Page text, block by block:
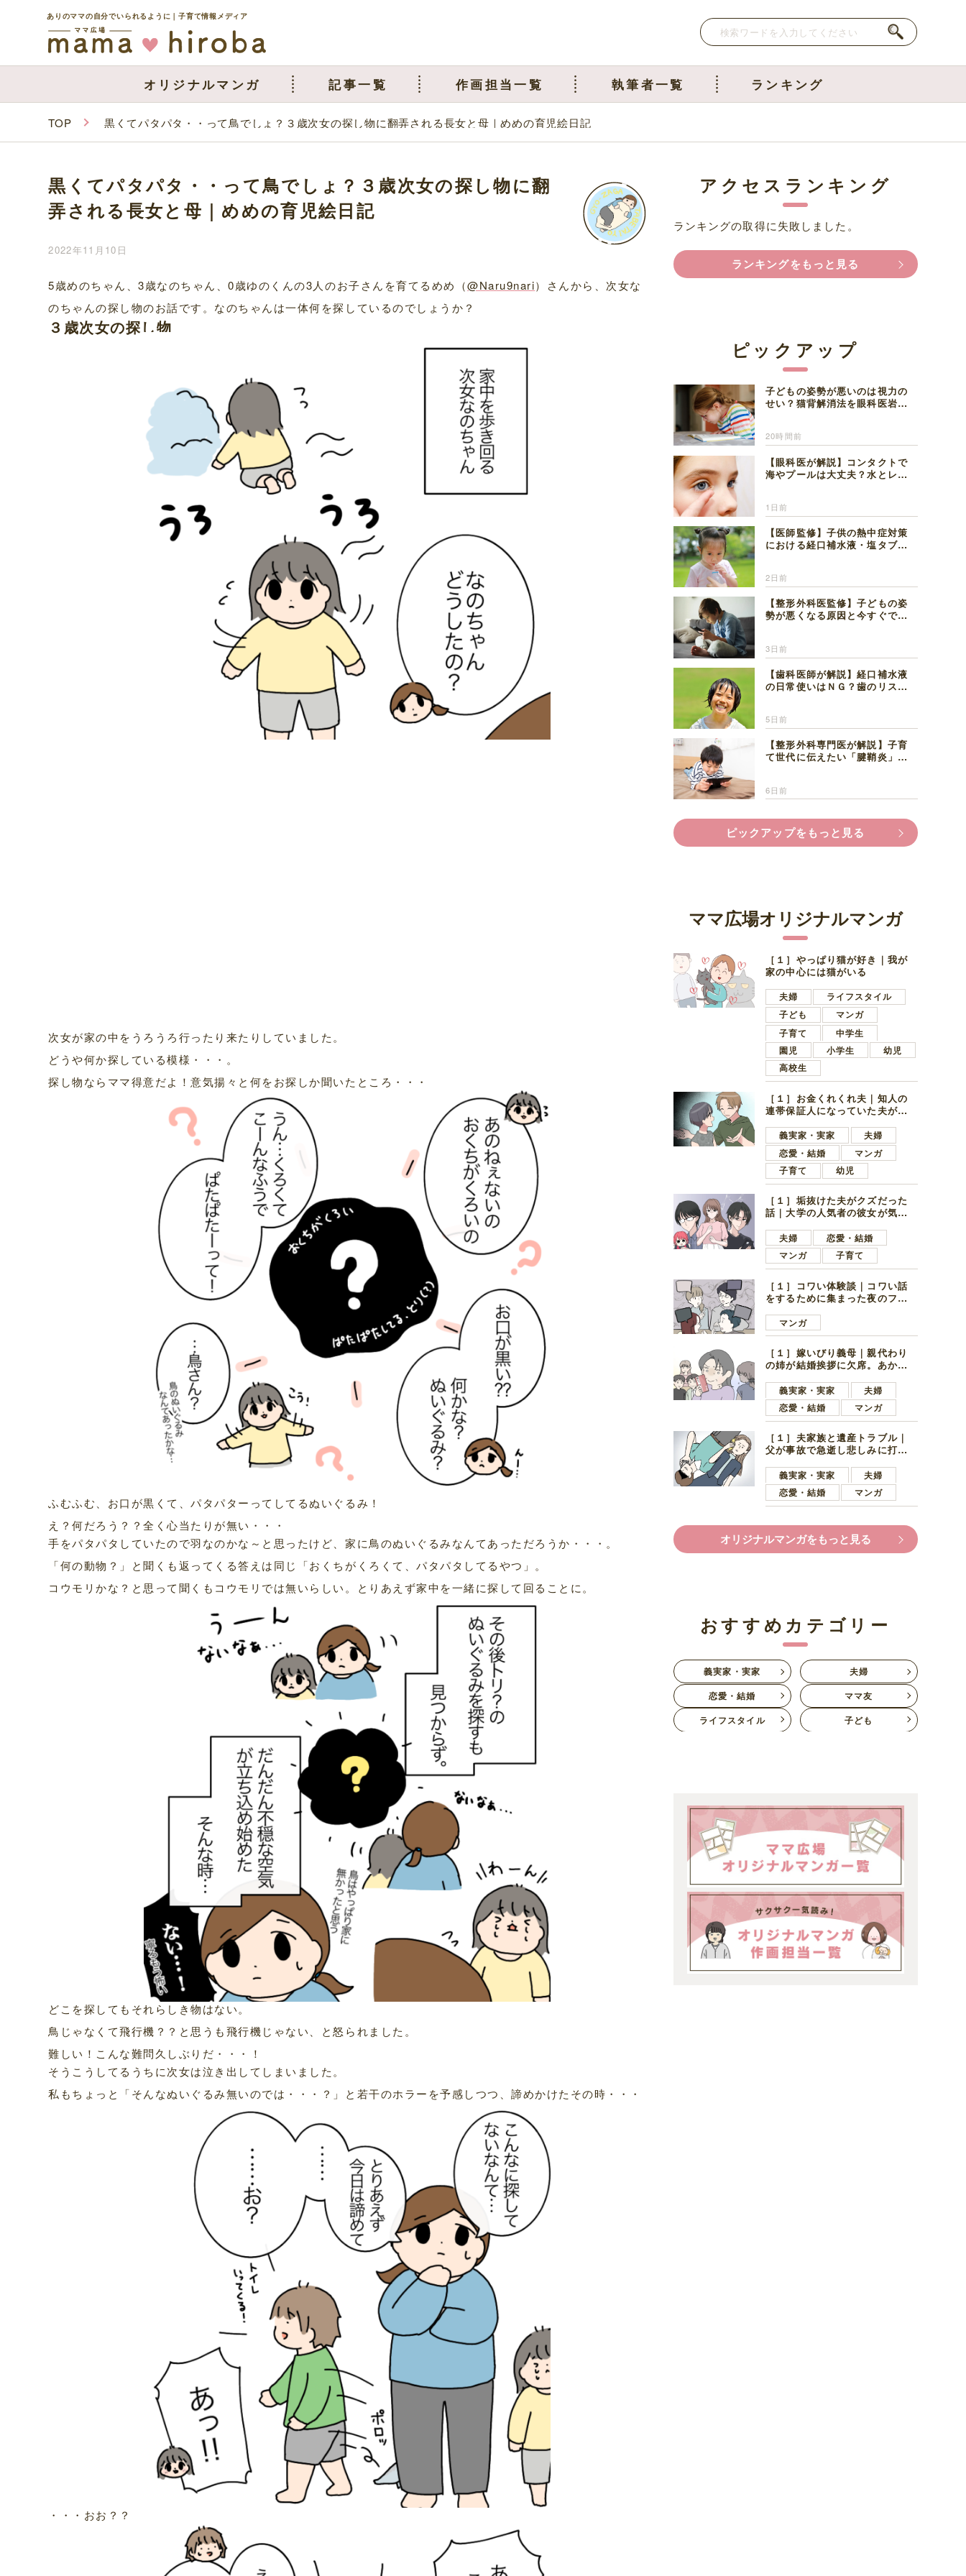
ありのママの自分でいられるように｜子育て情報メディア
オリジナルマンガ 記事一覧 作画担当一覧 執筆者一覧 ランキング
TOP 黒くてパタパタ・・って鳥でしょ？３歳次女の探し物に翻弄される長女と母｜めめの育児絵日記
黒くてパタパタ・・って鳥でしょ？３歳次女の探し物に翻
弄される長女と母｜めめの育児絵日記
2022年11月10日
5歳めのちゃん、3歳なのちゃん、0歳ゆのくんの3人のお子さんを育てるめめ（@Naru9nari）さんから、次女な
のちゃんの探し物のお話です。なのちゃんは一体何を探しているのでしょうか？
３歳次女の探し物
次女が家の中をうろうろ行ったり来たりしていました。
どうや何か探している模様・・・。
探し物ならママ得意だよ！意気揚々と何をお探しか聞いたところ・・・
ふむふむ、お口が黒くて、パタパターってしてるぬいぐるみ！
え？何だろう？？全く心当たりが無い・・・
手をパタパタしていたので羽なのかな～と思ったけど、家に鳥のぬいぐるみなんてあっただろうか・・・。
「何の動物？」と聞くも返ってくる答えは同じ「おくちがくろくて、パタパタしてるやつ」。
コウモリかな？と思って聞くもコウモリでは無いらしい。とりあえず家中を一緒に探して回ることに。
どこを探してもそれらしき物はない。
鳥じゃなくて飛行機？？と思うも飛行機じゃない、と怒られました。
難しい！こんな難問久しぶりだ・・・！
そうこうしてるうちに次女は泣き出してしまいました。
私もちょっと「そんなぬいぐるみ無いのでは・・・？」と若干のホラーを予感しつつ、諦めかけたその時・・・
・・・おお？？
アクセスランキング
ランキングの取得に失敗しました。
ランキングをもっと見る
ピックアップ
子どもの姿勢が悪いのは視力の
せい？猫背解消法を眼科医岩見
20時間前
【眼科医が解説】コンタクトで
海やプールは大丈夫？水とレン
1日前
【医師監修】子供の熱中症対策
における経口補水液・塩タブレ
2日前
【整形外科医監修】子どもの姿
勢が悪くなる原因と今すぐでき
3日前
【歯科医師が解説】経口補水液
の日常使いはＮＧ？歯のリスク
5日前
【整形外科専門医が解説】子育
て世代に伝えたい「腱鞘炎」の
6日前
ピックアップをもっと見る
ママ広場オリジナルマンガ
［１］やっぱり猫が好き｜我が
家の中心には猫がいる
夫婦
ライフスタイル
子ども
マンガ
子育て
中学生
園児
小学生
幼児
高校生
［１］お金くれくれ夫｜知人の
連帯保証人になっていた夫が家
言ってきた
義実家・実家
夫婦
恋愛・結婚
マンガ
子育て
幼児
［１］垢抜けた夫がクズだった
話｜大学の人気者の彼女が気に
子学生
夫婦
恋愛・結婚
マンガ
子育て
［１］コワい体験談｜コワい話
をするために集まった夜のファ
好きの男の子ママ
マンガ
［１］嫁いびり義母｜親代わり
の姉が結婚挨拶に欠席。あから
義実家・実家
夫婦
恋愛・結婚
マンガ
［１］夫家族と遺産トラブル｜
父が事故で急逝し悲しみに打ち
ます夫
義実家・実家
夫婦
恋愛・結婚
マンガ
オリジナルマンガをもっと見る
おすすめカテゴリー
義実家・実家
夫婦
恋愛・結婚
ママ友
ライフスタイル
子ども